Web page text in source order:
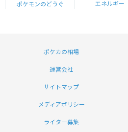
ポケモンのどうぐ エネルギー
ポケカの相場
運営会社
サイトマップ
メディアポリシー
ライター募集